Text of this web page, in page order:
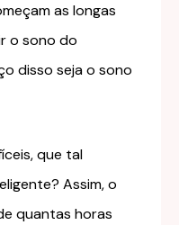
as longas
o sono do
disso seja o sono
que tal
Assim, o
quantas horas